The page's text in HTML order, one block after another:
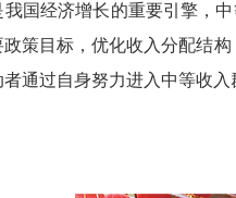
经济增长的重要引擎，中
策目标，优化收入分配结
通过自身努力进入中等收入